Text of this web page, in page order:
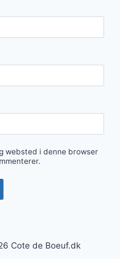
websted i denne browser
Cote de Boeuf.dk